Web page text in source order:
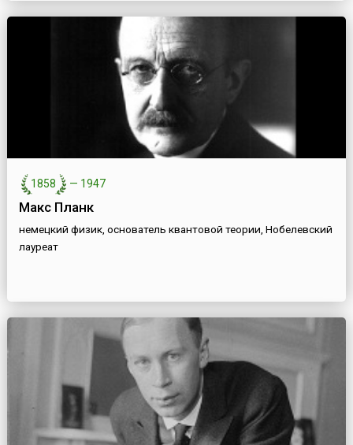
1858 — 1947
Макс Планк
немецкий физик, основатель квантовой теории, Нобелевский
лауреат